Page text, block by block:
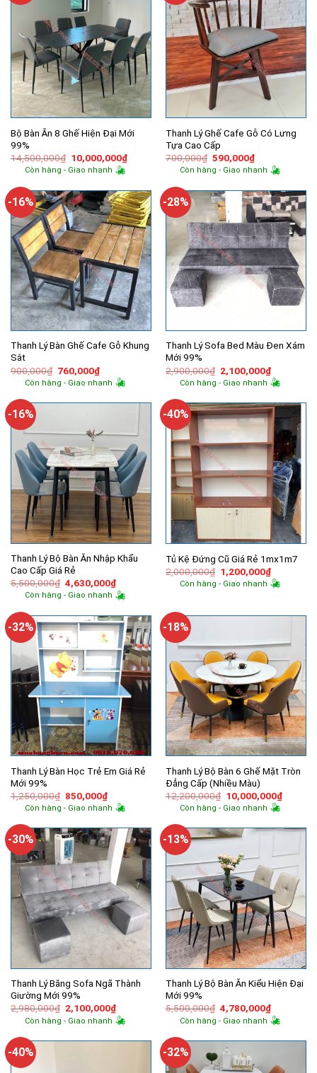
Bộ Bàn Ăn 8 Ghế Hiện Đại Mới
99%
14,500,000₫ Giá
gốc
là:
10,000,000₫Giá
hiện
10,000,000₫.
Còn hàng - Giao nhanh
Thanh Lý Ghế Cafe Gỗ Có Lưng
Tựa Cao Cấp
700,000₫ Giá
gốc
là:
590,000₫Giá
hiện
tại
590,000₫.
Còn hàng - Giao nhanh
-16%
Thanh Lý Bàn Ghế Cafe Gỗ Khung
Sắt
900,000₫ Giá
gốc
là:
760,000₫Giá
hiện
tại
760,000₫.
Còn hàng - Giao nhanh
-28%
Thanh Lý Sofa Bed Màu Đen Xám
Mới 99%
2,900,000₫ Giá
gốc
là:
2,100,000₫Giá
hiện
tại
Còn hàng - Giao nhanh
-16%
Thanh Lý Bộ Bàn Ăn Nhập Khẩu
Cao Cấp Giá Rẻ
5,500,000₫ Giá
gốc
là:
4,630,000₫Giá
hiện
tại
4,630,000₫.
Còn hàng - Giao nhanh
-40%
Tủ Kệ Đứng Cũ Giá Rẻ 1mx1m7
2,000,000₫ Giá
gốc
là:
1,200,000₫Giá
hiện
tại
Còn hàng - Giao nhanh
-32%
Thanh Lý Bàn Học Trẻ Em Giá Rẻ
Mới 99%
1,250,000₫ Giá
gốc
là:
850,000₫Giá
hiện
tại
850,000₫.
Còn hàng - Giao nhanh
-18%
Thanh Lý Bộ Bàn 6 Ghế Mặt Tròn
Đẳng Cấp (Nhiều Màu)
12,200,000₫ Giá
gốc
là:
10,000,000₫Giá
hiện
Còn hàng - Giao nhanh
-30%
Thanh Lý Băng Sofa Ngã Thành
Giường Mới 99%
2,980,000₫ Giá
gốc
là:
2,100,000₫Giá
hiện
tại
2,100,000₫.
Còn hàng - Giao nhanh
-13%
Thanh Lý Bộ Bàn Ăn Kiểu Hiện Đại
Mới 99%
5,500,000₫ Giá
gốc
là:
4,780,000₫Giá
hiện
tại
Còn hàng - Giao nhanh
-40% -32%